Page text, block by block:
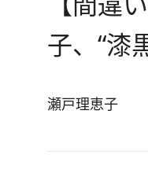
子、“漆
瀬戸理恵子